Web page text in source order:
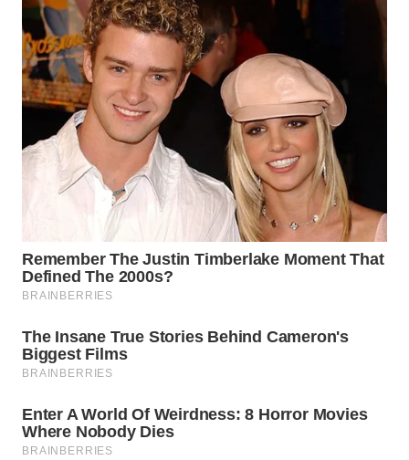
MADURA
WN
SURABAYA
WN
NATUNA
WN
WN
MANDALIKA
WN
LIKUPANG
LABUANBAJO